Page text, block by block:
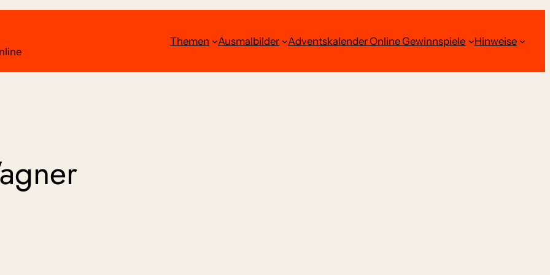
Themen Ausmalbilder Adventskalender Online Gewinnspiele Hinweise